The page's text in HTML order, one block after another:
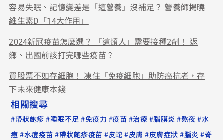
容易失眠、記憶變差是「這營養」沒補足？ 營養師揭曉
維生素D「14大作用」
2024新冠疫苗怎麼選？ 「這類人」需要接種2劑！ 返
鄉、出國前該打完哪些疫苗？
買股票不如存細胞！ 凍住「免疫細胞」助防癌抗老，存
下未來健康本錢
相關搜尋
#帶狀皰疹 #睡眠不足 #免疫力 #疫苗 #治療 #腦膜炎 #熬夜 #水
痘 #水痘疫苗 #帶狀皰疹疫苗 #皮蛇 #皮膚 #皮膚症狀 #腦炎 #脊